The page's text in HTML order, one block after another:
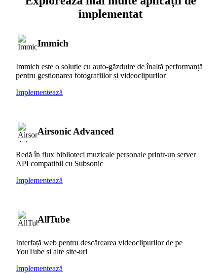
implementat
Immich
Immich este o soluție cu auto-găzduire de înaltă performanță
pentru gestionarea fotografiilor și videoclipurilor
Implementează
Airsonic Advanced
Redă în flux biblioteci muzicale personale printr-un server
API compatibil cu Subsonic
Implementează
AllTube
Interfață web pentru descărcarea videoclipurilor de pe
YouTube și alte site-uri
Implementează